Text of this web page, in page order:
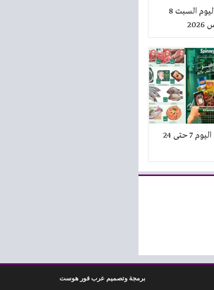
عروض كازيون اليوم السبت 8
عروض سبينس اليوم 7 حتى 24
برمجة وتصميم عرب فور هوست